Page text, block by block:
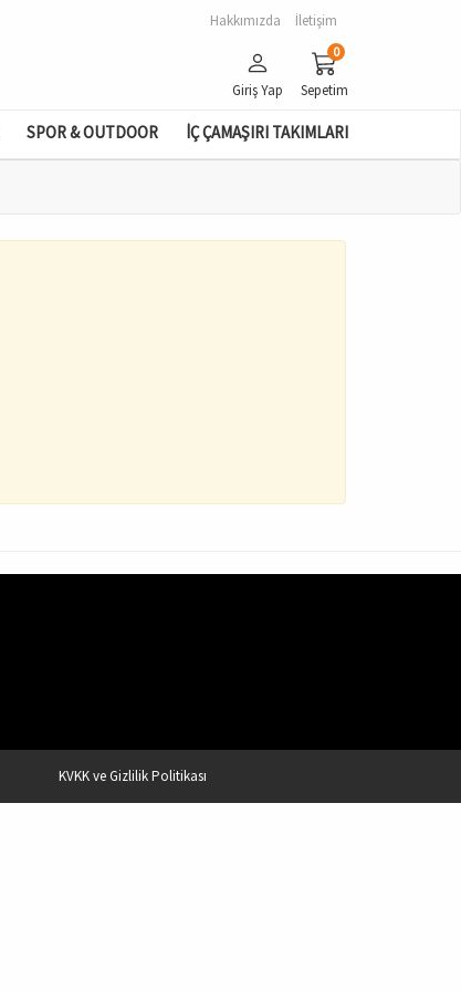
Hakkımızda İletişim
Giriş Yap
0
Sepetim
SPOR & OUTDOOR İÇ ÇAMAŞIRI TAKIMLARI
KVKK ve Gizlilik Politikası